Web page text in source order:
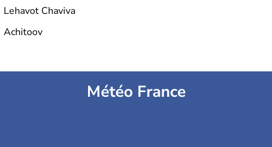
Lehavot Chaviva
Achitoov
Météo France